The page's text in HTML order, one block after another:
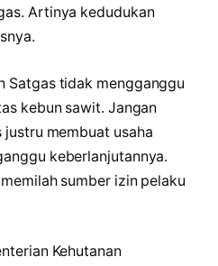
Artinya kedudukan
Satgas tidak mengganggu
kebun sawit. Jangan
membuat usaha
keberlanjutannya.
sumber izin pelaku
Kehutanan